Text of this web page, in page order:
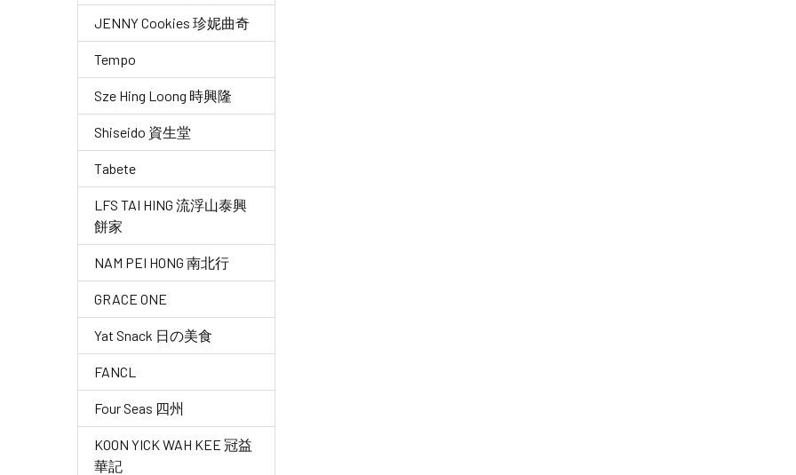
JENNY Cookies 珍妮曲奇
Tempo
Sze Hing Loong 時興隆
Shiseido 資生堂
Tabete
LFS TAI HING 流浮山泰興
餅家
NAM PEI HONG 南北行
GRACE ONE
Yat Snack 日の美食
FANCL
Four Seas 四州
KOON YICK WAH KEE 冠益
華記